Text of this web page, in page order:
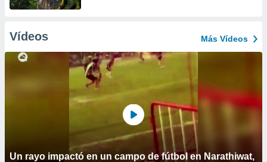
Vídeos Más Vídeos
Un rayo impactó en un campo de fútbol en Narathiwat,